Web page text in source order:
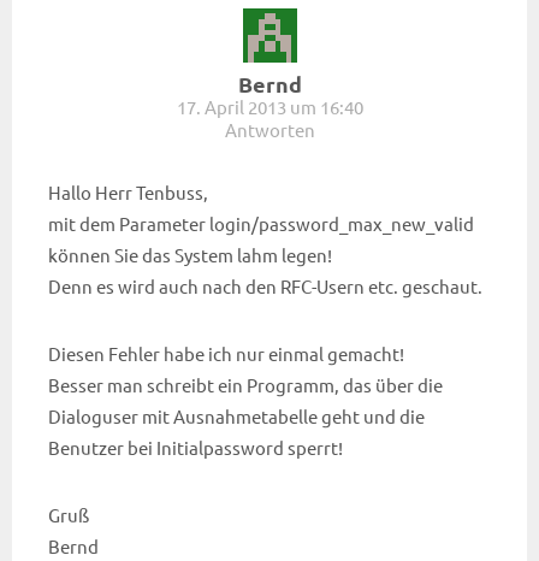
Bernd
17. April 2013 um 16:40
Antworten
Hallo Herr Tenbuss,
mit dem Parameter login/password_max_new_valid
können Sie das System lahm legen!
Denn es wird auch nach den RFC-Usern etc. geschaut.
Diesen Fehler habe ich nur einmal gemacht!
Besser man schreibt ein Programm, das über die
Dialoguser mit Ausnahmetabelle geht und die
Benutzer bei Initialpassword sperrt!
Gruß
Bernd